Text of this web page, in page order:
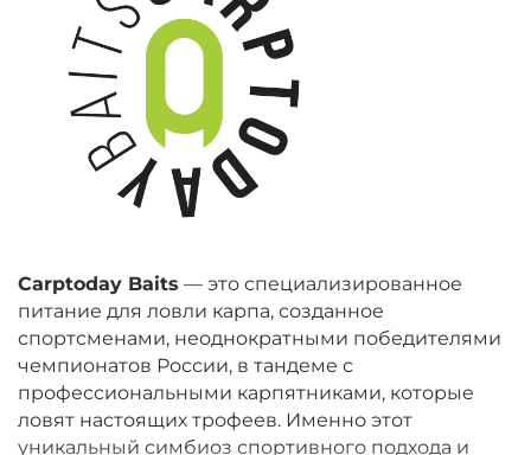
Carptoday Baits — это специализированное
питание для ловли карпа, созданное
спортсменами, неоднократными победителями
чемпионатов России, в тандеме с
профессиональными карпятниками, которые
ловят настоящих трофеев. Именно этот
уникальный симбиоз спортивного подхода и